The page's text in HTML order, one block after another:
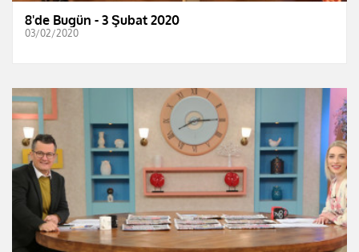
8'de Bugün - 3 Şubat 2020
03/02/2020